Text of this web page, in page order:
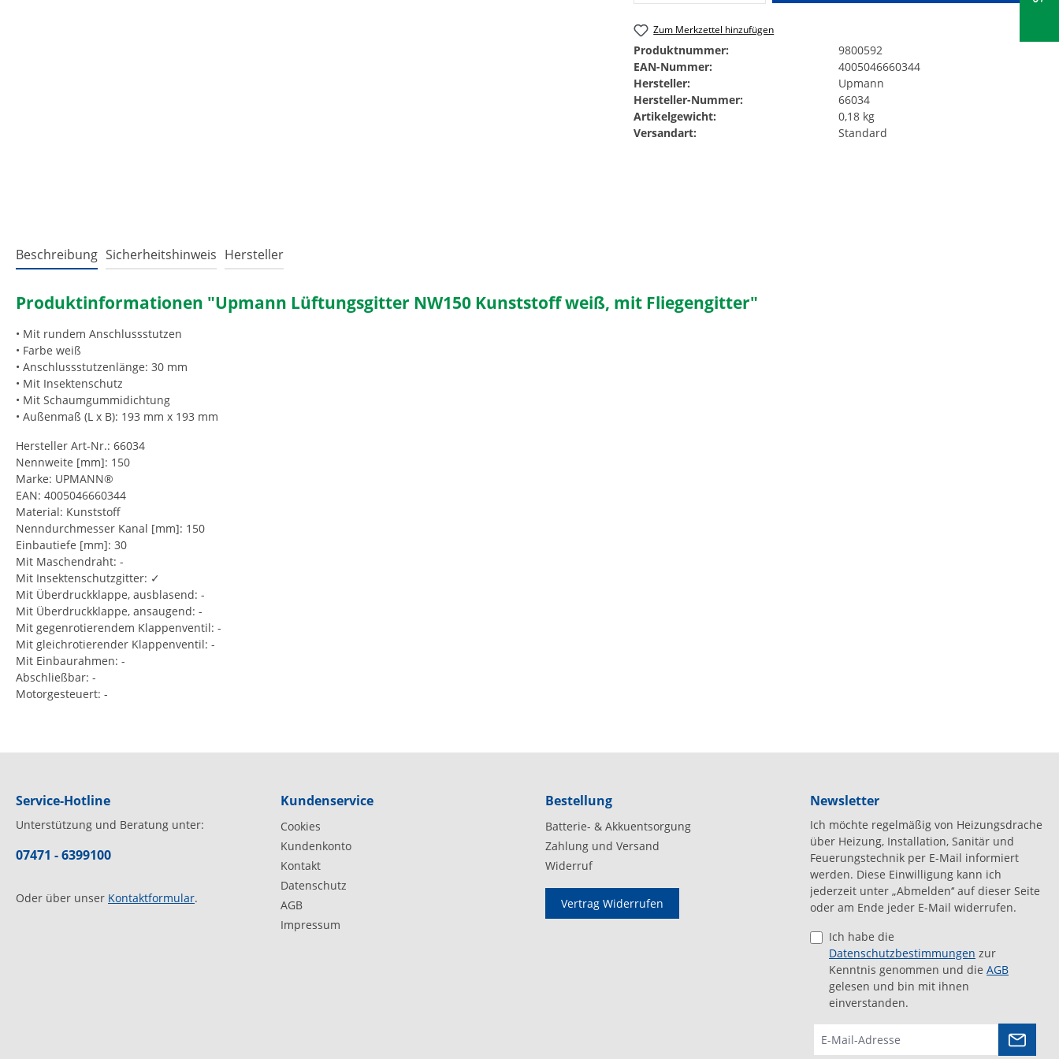
Zum Merkzettel hinzufügen
Produktnummer:
9800592
EAN-Nummer:
4005046660344
Hersteller:
Upmann
Hersteller-Nummer:
66034
Artikelgewicht:
0,18 kg
Versandart:
Standard
Beschreibung Sicherheitshinweis Hersteller
Produktinformationen "Upmann Lüftungsgitter NW150 Kunststoff weiß, mit Fliegengitter"
• Mit rundem Anschlussstutzen
• Farbe weiß
• Anschlussstutzenlänge: 30 mm
• Mit Insektenschutz
• Mit Schaumgummidichtung
• Außenmaß (L x B): 193 mm x 193 mm
Hersteller Art-Nr.: 66034
Nennweite [mm]: 150
Marke: UPMANN®
EAN: 4005046660344
Material: Kunststoff
Nenndurchmesser Kanal [mm]: 150
Einbautiefe [mm]: 30
Mit Maschendraht: -
Mit Insektenschutzgitter: ✓
Mit Überdruckklappe, ausblasend: -
Mit Überdruckklappe, ansaugend: -
Mit gegenrotierendem Klappenventil: -
Mit gleichrotierender Klappenventil: -
Mit Einbaurahmen: -
Abschließbar: -
Motorgesteuert: -
Service-Hotline
Unterstützung und Beratung unter:
07471 - 6399100
Oder über unser Kontaktformular.
Kundenservice
Cookies
Kundenkonto
Kontakt
Datenschutz
AGB
Impressum
Bestellung
Batterie- & Akkuentsorgung
Zahlung und Versand
Widerruf
Vertrag Widerrufen
Newsletter
Ich möchte regelmäßig von Heizungsdrache
über Heizung, Installation, Sanitär und
Feuerungstechnik per E-Mail informiert
werden. Diese Einwilligung kann ich
jederzeit unter „Abmelden‘‘ auf dieser Seite
oder am Ende jeder E-Mail widerrufen.
Ich habe die
Datenschutzbestimmungen zur
Kenntnis genommen und die AGB
gelesen und bin mit ihnen
einverstanden.